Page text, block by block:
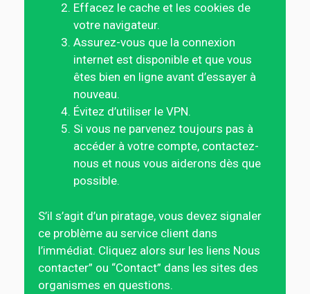
Effacez le cache et les cookies de
votre navigateur.
Assurez-vous que la connexion
internet est disponible et que vous
êtes bien en ligne avant d’essayer à
nouveau.
Évitez d’utiliser le VPN.
Si vous ne parvenez toujours pas à
accéder à votre compte, contactez-
nous et nous vous aiderons dès que
possible.
S’il s’agit d’un piratage, vous devez signaler
ce problème au service client dans
l’immédiat. Cliquez alors sur les liens Nous
contacter” ou “Contact” dans les sites des
organismes en questions.